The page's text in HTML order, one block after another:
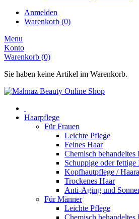
Anmelden
Warenkorb (0)
Menu
Konto
Warenkorb (0)
Sie haben keine Artikel im Warenkorb.
Haarpflege
Für Frauen
Leichte Pflege
Feines Haar
Chemisch behandeltes
Schuppige oder
Kopfhautpflege /
Trockenes Haar
Anti-Aging und
Für Männer
Leichte Pflege
Chemisch behandeltes